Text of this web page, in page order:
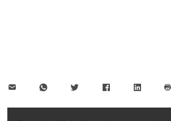
WhatsAppTwitter Facebook